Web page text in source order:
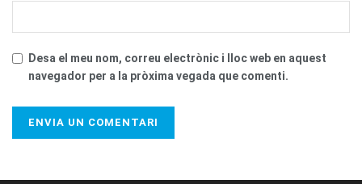
Desa el meu nom, correu electrònic i lloc web en aquest
navegador per a la pròxima vegada que comenti.